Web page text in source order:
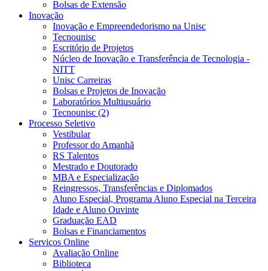
Bolsas de Extensão
Inovação
Inovação e Empreendedorismo na Unisc
Tecnounisc
Escritório de Projetos
Núcleo de Inovação e Transferência de Tecnologia -
NITT
Unisc Carreiras
Bolsas e Projetos de Inovação
Laboratórios Multiusuário
Tecnounisc (2)
Processo Seletivo
Vestibular
Professor do Amanhã
RS Talentos
Mestrado e Doutorado
MBA e Especialização
Reingressos, Transferências e Diplomados
Aluno Especial, Programa Aluno Especial na Terceira
Idade e Aluno Ouvinte
Graduação EAD
Bolsas e Financiamentos
Serviços Online
Avaliação Online
Biblioteca